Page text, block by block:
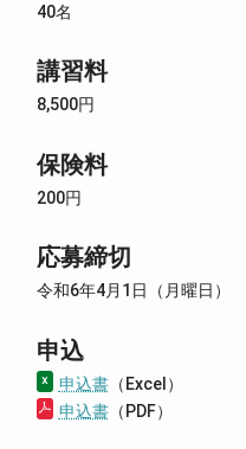
40名
講習料
8,500円
保険料
200円
応募締切
令和6年4月1日（月曜日）
申込
申込書（Excel）
申込書（PDF）